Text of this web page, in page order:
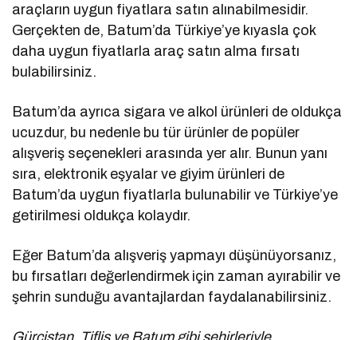
araçların uygun fiyatlara satın alınabilmesidir.
Gerçekten de, Batum’da Türkiye’ye kıyasla çok
daha uygun fiyatlarla araç satın alma fırsatı
bulabilirsiniz.
Batum’da ayrıca sigara ve alkol ürünleri de oldukça
ucuzdur, bu nedenle bu tür ürünler de popüler
alışveriş seçenekleri arasında yer alır. Bunun yanı
sıra, elektronik eşyalar ve giyim ürünleri de
Batum’da uygun fiyatlarla bulunabilir ve Türkiye’ye
getirilmesi oldukça kolaydır.
Eğer Batum’da alışveriş yapmayı düşünüyorsanız,
bu fırsatları değerlendirmek için zaman ayırabilir ve
şehrin sunduğu avantajlardan faydalanabilirsiniz.
Gürcistan, Tiflis ve Batum gibi şehirleriyle